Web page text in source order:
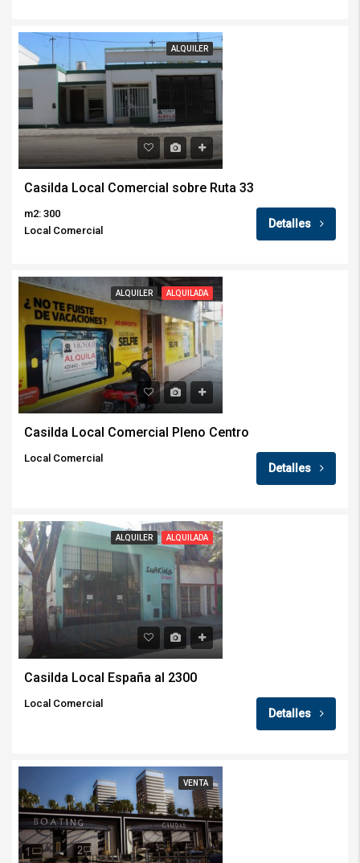
ALQUILER
Casilda Local Comercial sobre Ruta 33
m2: 300
Local Comercial
Detalles
ALQUILER ALQUILADA
Casilda Local Comercial Pleno Centro
Local Comercial
Detalles
ALQUILER ALQUILADA
Casilda Local España al 2300
Local Comercial
Detalles
VENTA